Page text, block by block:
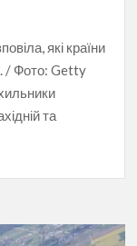
які країни
/ Фото: Getty
та